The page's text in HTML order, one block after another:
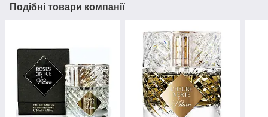
Подібні товари компанії